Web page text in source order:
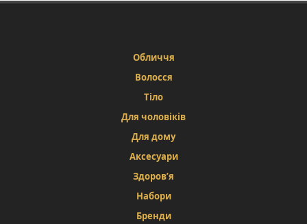
сторінці
Обличчя
Волосся
Тіло
Для чоловіків
Для дому
Аксесуари
Здоров’я
Набори
Бренди